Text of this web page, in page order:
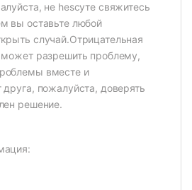
не hesсуте свяжитесь
вы оставьте любой
случай.Отрицательная
может разрешить проблему,
вместе и
друга, пожалуйста, доверять
решение.